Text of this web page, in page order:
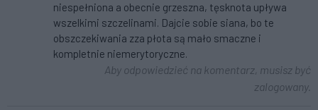
niespełniona a obecnie grzeszna, tęsknota upływa
wszelkimi szczelinami. Dajcie sobie siana, bo te
obszczekiwania zza płota są mało smaczne i
kompletnie niemerytoryczne.
Aby odpowiedzieć na komentarz, musisz być
zalogowany.